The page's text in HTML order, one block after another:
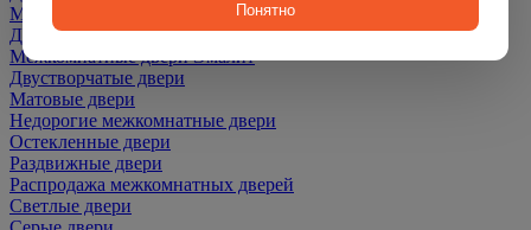
Межкомнатные двери ПЭТ
Двери со скидкой
Межкомнатные двери Эмалит
Двустворчатые двери
Матовые двери
Недорогие межкомнатные двери
Остекленные двери
Раздвижные двери
Распродажа межкомнатных дверей
Светлые двери
Понятно